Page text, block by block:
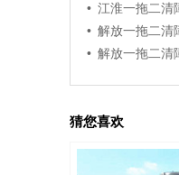
• 江淮一拖二清
• 解放一拖二清
• 解放一拖二清
猜您喜欢